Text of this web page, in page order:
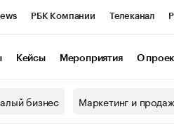
РБК Компании Телеканал
Кейсы Мероприятия О
бизнес Маркетинг и